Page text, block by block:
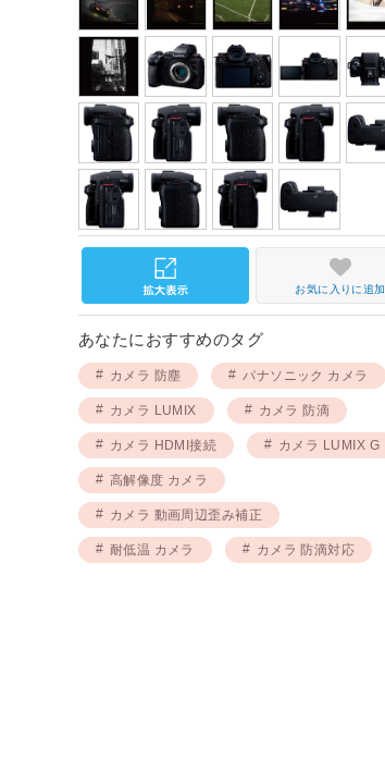
お気に入りに追加
あなたにおすすめのタグ
カメラ 防塵 パナソニック カメラ
カメラ LUMIX カメラ 防滴
カメラ HDMI接続 カメラ LUMIX G
高解像度 カメラ
カメラ 動画周辺歪み補正
耐低温 カメラ カメラ 防滴対応